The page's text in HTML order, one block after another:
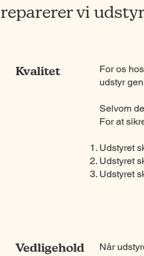
reparerer vi
Kvalitet
For os
udstyr
Selvom
For at
Udstyret
Udstyret
Udstyret
Vedligehold Når